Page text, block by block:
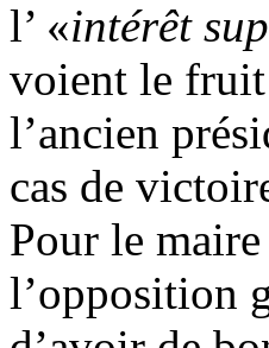
l’ «intérêt
voient le fruit
l’ancien
cas de
Pour le
l’opposition